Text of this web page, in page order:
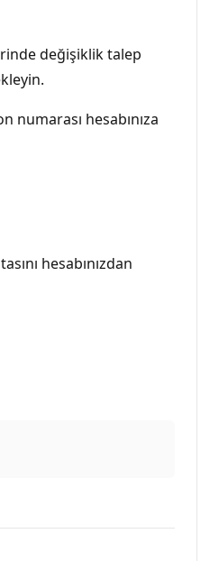
değişiklik talep
numarası hesabınıza
hesabınızdan